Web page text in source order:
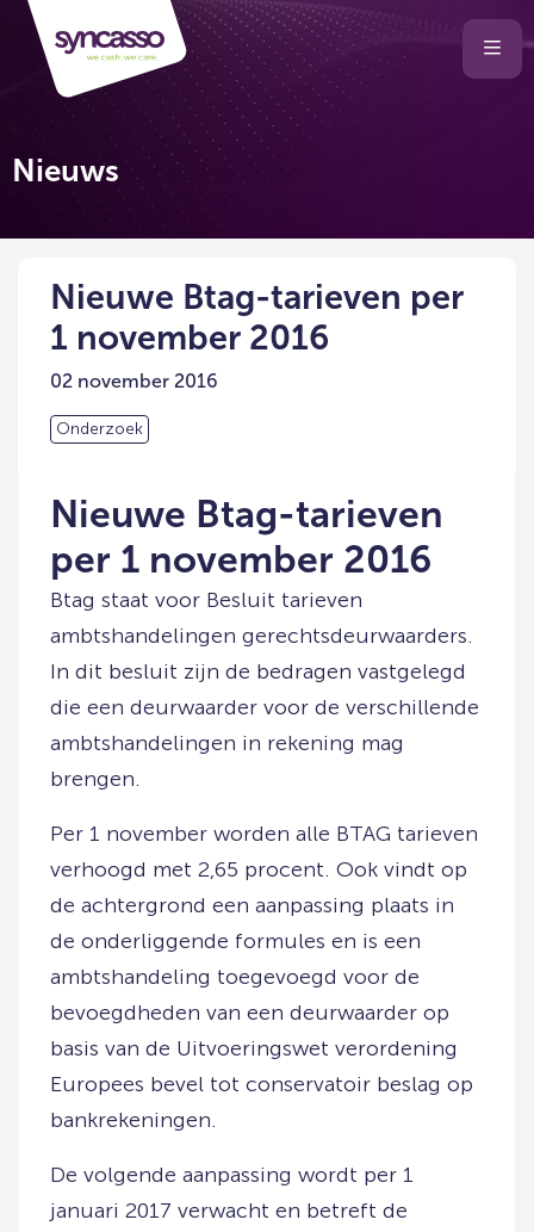
Selecteer
Nieuws
Nieuwe Btag-tarieven per
1 november 2016
02 november 2016
Onderzoek
Nieuwe Btag-tarieven
per 1 november 2016
Btag staat voor Besluit tarieven
ambtshandelingen gerechtsdeurwaarders.
In dit besluit zijn de bedragen vastgelegd
die een deurwaarder voor de verschillende
ambtshandelingen in rekening mag
brengen.
Per 1 november worden alle BTAG tarieven
verhoogd met 2,65 procent. Ook vindt op
de achtergrond een aanpassing plaats in
de onderliggende formules en is een
ambtshandeling toegevoegd voor de
bevoegdheden van een deurwaarder op
basis van de Uitvoeringswet verordening
Europees bevel tot conservatoir beslag op
bankrekeningen.
De volgende aanpassing wordt per 1
januari 2017 verwacht en betreft de